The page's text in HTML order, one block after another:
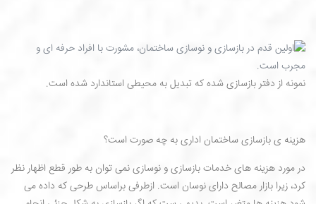
نمونه از دفتر بازسازی شده که تبدیل به محیطی استاندارد شده است.
هزینه ی بازسازی ساختمان اداری به چه صورت است؟
در مورد هزینه های خدمات بازسازی و نوسازی نمی توان به طور قطع اظهار نظر
کرد، زیرا بازار مصالح دارای نوسان است. ازطرفی براساس طرحی که داده می